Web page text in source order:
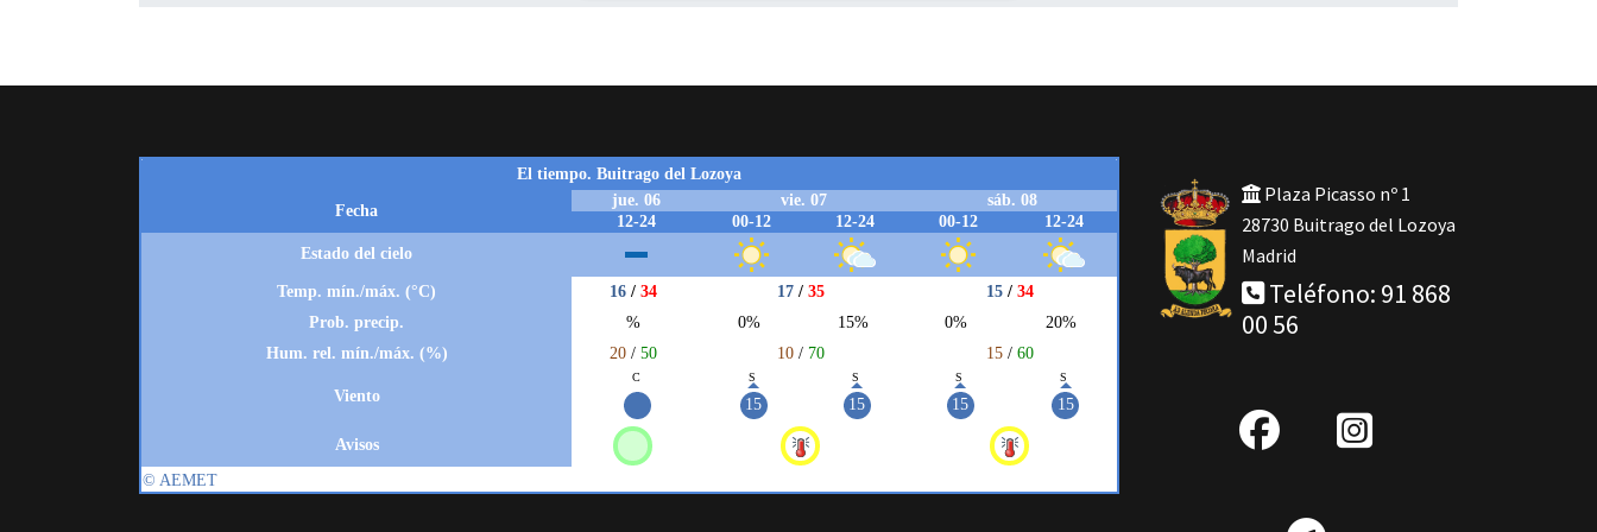
Plaza Picasso nº 1
28730 Buitrago del Lozoya
Madrid
Teléfono: 91 868
00 56
fab
IG